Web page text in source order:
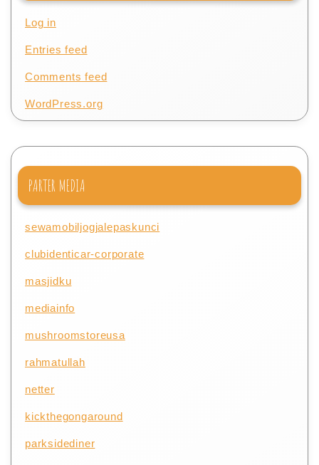
Log in
Entries feed
Comments feed
WordPress.org
PARTER MEDIA
sewamobiljogjalepaskunci
clubidenticar-corporate
masjidku
mediainfo
mushroomstoreusa
rahmatullah
netter
kickthegongaround
parksidediner